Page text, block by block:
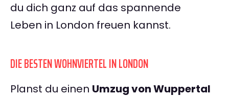
du dich ganz auf das spannende
Leben in London freuen kannst.
DIE BESTEN WOHNVIERTEL IN LONDON
Planst du einen Umzug von Wuppertal